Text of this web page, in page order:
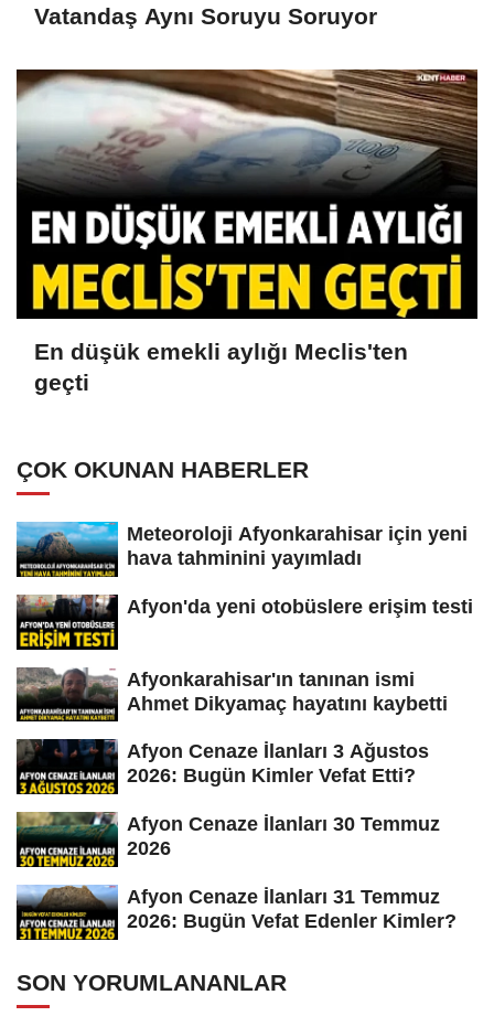
Vatandaş Aynı Soruyu Soruyor
En düşük emekli aylığı Meclis'ten
geçti
ÇOK OKUNAN HABERLER
Meteoroloji Afyonkarahisar için yeni
hava tahminini yayımladı
Afyon'da yeni otobüslere erişim testi
Afyonkarahisar'ın tanınan ismi
Ahmet Dikyamaç hayatını kaybetti
Afyon Cenaze İlanları 3 Ağustos
2026: Bugün Kimler Vefat Etti?
Afyon Cenaze İlanları 30 Temmuz
2026
Afyon Cenaze İlanları 31 Temmuz
2026: Bugün Vefat Edenler Kimler?
SON YORUMLANANLAR